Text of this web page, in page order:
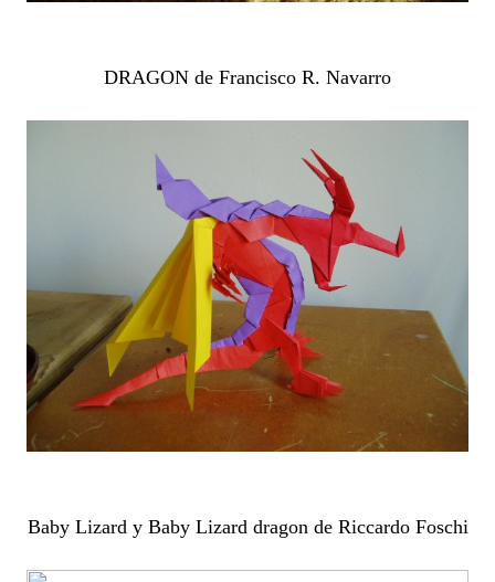
DRAGON de Francisco R. Navarro
Baby Lizard y Baby Lizard dragon de Riccardo Foschi